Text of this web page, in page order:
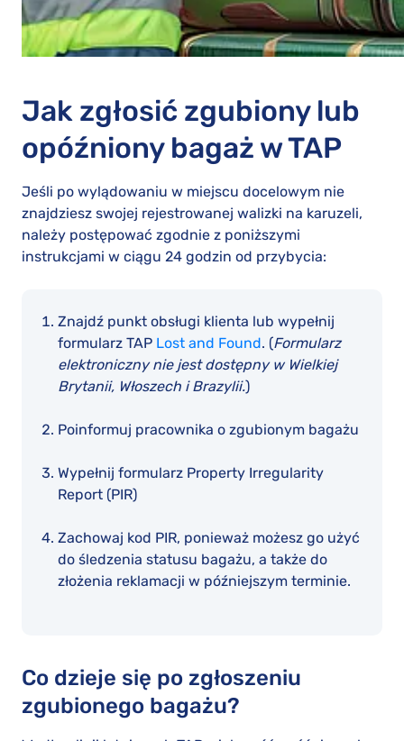
Jak zgłosić zgubiony lub
opóźniony bagaż w TAP
Jeśli po wylądowaniu w miejscu docelowym nie
znajdziesz swojej rejestrowanej walizki na karuzeli,
należy postępować zgodnie z poniższymi
instrukcjami w ciągu 24 godzin od przybycia:
Znajdź punkt obsługi klienta lub wypełnij
formularz TAP Lost and Found. (Formularz
elektroniczny nie jest dostępny w Wielkiej
Brytanii, Włoszech i Brazylii.)
Poinformuj pracownika o zgubionym bagażu
Wypełnij formularz Property Irregularity
Report (PIR)
Zachowaj kod PIR, ponieważ możesz go użyć
do śledzenia statusu bagażu, a także do
złożenia reklamacji w późniejszym terminie.
Co dzieje się po zgłoszeniu
zgubionego bagażu?